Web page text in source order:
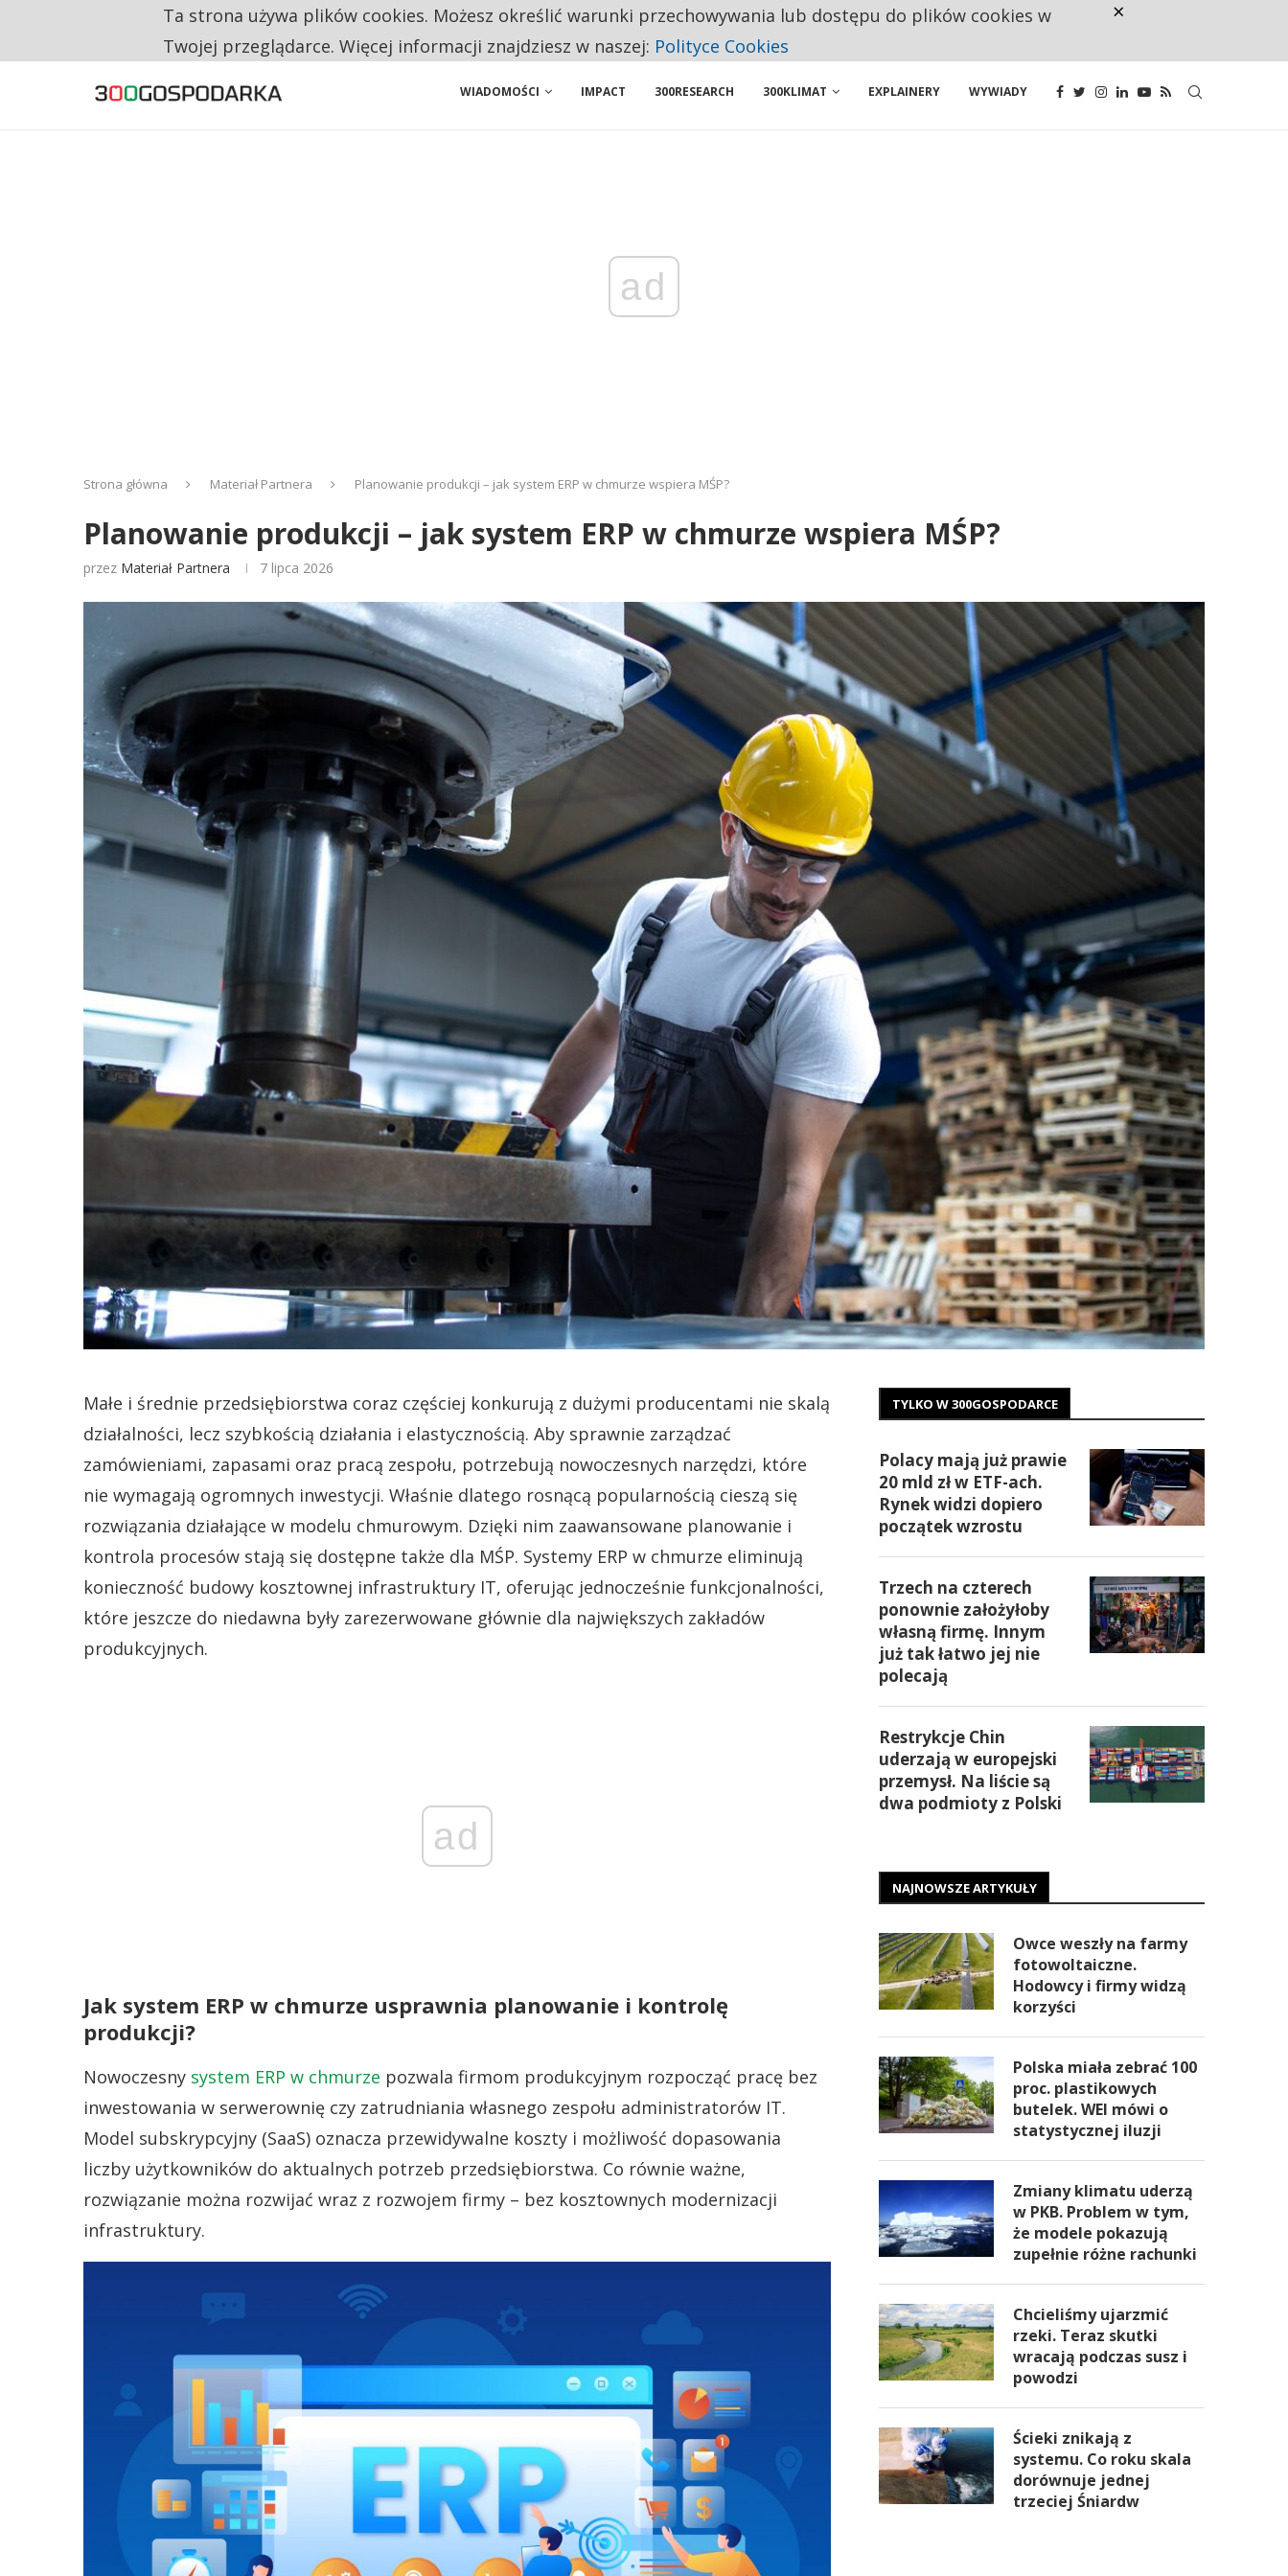
RESTRYKCJE CHIN UDERZAJĄ W EUROPEJSKI PRZEMYSŁ. NA LIŚCIE SĄ DWA PODMIOTY Z POLSKI
WIADOMOŚCI IMPACT 300RESEARCH 300KLIMAT EXPLAINERY WYWIADY
ad
Strona główna Materiał Partnera Planowanie produkcji – jak system ERP w chmurze wspiera MŚP?
Planowanie produkcji – jak system ERP w chmurze wspiera MŚP?
przez Materiał Partnera 7 lipca 2026
Małe i średnie przedsiębiorstwa coraz częściej konkurują z dużymi producentami nie skalą
działalności, lecz szybkością działania i elastycznością. Aby sprawnie zarządzać
zamówieniami, zapasami oraz pracą zespołu, potrzebują nowoczesnych narzędzi, które
nie wymagają ogromnych inwestycji. Właśnie dlatego rosnącą popularnością cieszą się
rozwiązania działające w modelu chmurowym. Dzięki nim zaawansowane planowanie i
kontrola procesów stają się dostępne także dla MŚP. Systemy ERP w chmurze eliminują
konieczność budowy kosztownej infrastruktury IT, oferując jednocześnie funkcjonalności,
które jeszcze do niedawna były zarezerwowane głównie dla największych zakładów
produkcyjnych.
ad
Jak system ERP w chmurze usprawnia planowanie i kontrolę
produkcji?
Nowoczesny system ERP w chmurze pozwala firmom produkcyjnym rozpocząć pracę bez
inwestowania w serwerownię czy zatrudniania własnego zespołu administratorów IT.
Model subskrypcyjny (SaaS) oznacza przewidywalne koszty i możliwość dopasowania
liczby użytkowników do aktualnych potrzeb przedsiębiorstwa. Co równie ważne,
rozwiązanie można rozwijać wraz z rozwojem firmy – bez kosztownych modernizacji
infrastruktury.
TYLKO W 300GOSPODARCE
Polacy mają już prawie
20 mld zł w ETF-ach.
Rynek widzi dopiero
początek wzrostu
Trzech na czterech
ponownie założyłoby
własną firmę. Innym
już tak łatwo jej nie
polecają
Restrykcje Chin
uderzają w europejski
przemysł. Na liście są
dwa podmioty z Polski
NAJNOWSZE ARTYKUŁY
Owce weszły na farmy
fotowoltaiczne.
Hodowcy i firmy widzą
korzyści
Polska miała zebrać 100
proc. plastikowych
butelek. WEI mówi o
statystycznej iluzji
Zmiany klimatu uderzą
w PKB. Problem w tym,
że modele pokazują
zupełnie różne rachunki
Chcieliśmy ujarzmić
rzeki. Teraz skutki
wracają podczas susz i
powodzi
Ścieki znikają z
systemu. Co roku skala
dorównuje jednej
trzeciej Śniardw
Ta strona używa plików cookies. Możesz określić warunki przechowywania lub dostępu do plików cookies w
Twojej przeglądarce. Więcej informacji znajdziesz w naszej: Polityce Cookies
×